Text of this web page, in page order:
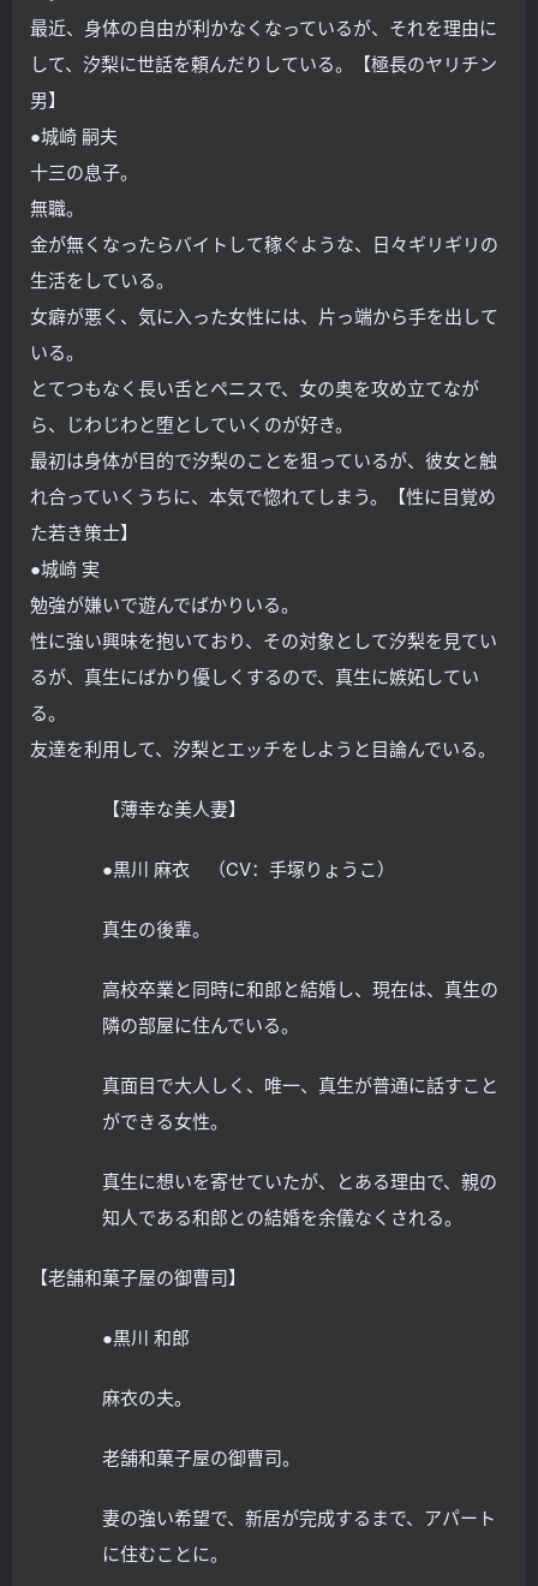
最近、身体の自由が利かなくなっているが、それを理由に
して、汐梨に世話を頼んだりしている。
【極長のヤリチン
男】
●城崎 嗣夫
十三の息子。
無職。
金が無くなったらバイトして稼ぐような、日々ギリギリの
生活をしている。
女癖が悪く、気に入った女性には、片っ端から手を出して
いる。
とてつもなく長い舌とペニスで、女の奥を攻め立てなが
ら、じわじわと堕としていくのが好き。
最初は身体が目的で汐梨のことを狙っているが、彼女と触
れ合っていくうちに、本気で惚れてしまう。
【性に目覚め
た若き策士】
●城崎 実
勉強が嫌いで遊んでばかりいる。
性に強い興味を抱いており、その対象として汐梨を見てい
るが、真生にばかり優しくするので、真生に嫉妬してい
る。
友達を利用して、汐梨とエッチをしようと目論んでいる。
【薄幸な美人妻】
●黒川 麻衣 （CV：手塚りょうこ）
真生の後輩。
高校卒業と同時に和郎と結婚し、現在は、真生の
隣の部屋に住んでいる。
真面目で大人しく、唯一、真生が普通に話すこと
ができる女性。
真生に想いを寄せていたが、とある理由で、親の
知人である和郎との結婚を余儀なくされる。
【老舗和菓子屋の御曹司】
●黒川 和郎
麻衣の夫。
老舗和菓子屋の御曹司。
妻の強い希望で、新居が完成するまで、アパート
に住むことに。